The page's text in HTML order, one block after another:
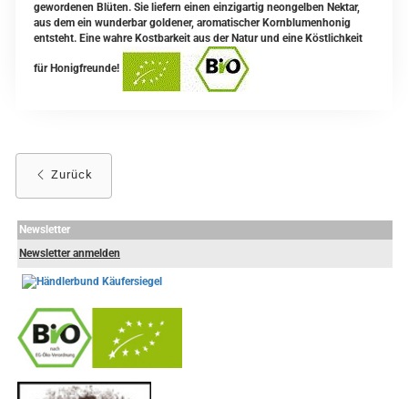
gewordenen Blüten. Sie liefern einen einzigartig neongelben Nektar,
aus dem ein wunderbar goldener, aromatischer Kornblumenhonig
entsteht. Eine wahre Kostbarkeit aus der Natur und eine Köstlichkeit
für Honigfreunde!
Zurück
Newsletter
Newsletter anmelden